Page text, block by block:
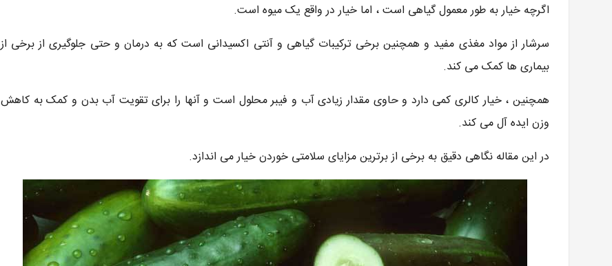
اگرچه خیار به طور معمول گیاهی است ، اما خیار در واقع یک میوه است.
سرشار از مواد مغذی مفید و همچنین برخی ترکیبات گیاهی و آنتی اکسیدانی است که به درمان و حتی جلوگیری از برخی از
بیماری ها کمک می کند.
همچنین ، خیار کالری کمی دارد و حاوی مقدار زیادی آب و فیبر محلول است و آنها را برای تقویت آب بدن و کمک به کاهش
وزن ایده آل می کند.
در این مقاله نگاهی دقیق به برخی از برترین مزایای سلامتی خوردن خیار می اندازد.
هزار تومان 15هزار تومان 8 هزار تومان 8هزار تومان